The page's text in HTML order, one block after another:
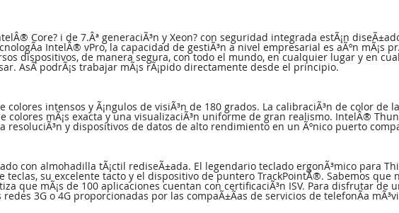
Core? i de 7.Âª generaciÃ³n y Xeon? con seguridad integrada estÃ¡n
IntelÂ® vPro, la capacidad de gestiÃ³n a nivel empresarial es aÃºn mÃ¡s
dispositivos, de manera segura, con todo el mundo, en cualquier lugar y en
AsÃ­ podrÃ¡s trabajar mÃ¡s rÃ¡pido directamente desde el principio.
intensos y Ã¡ngulos de visiÃ³n de 180 grados. La calibraciÃ³n de color de
mÃ¡s exacta y una visualizaciÃ³n uniforme de gran realismo. IntelÂ®
y dispositivos de datos de alto rendimiento en un Ãºnico puerto
con almohadilla tÃ¡ctil rediseÃ±ada. El legendario teclado ergonÃ³mico para
teclas, su excelente tacto y el dispositivo de puntero TrackPointÂ®. Sabemos
que mÃ¡s de 100 aplicaciones cuentan con certificaciÃ³n ISV. Para disfrutar de
3G o 4G proporcionadas por las compaÃ±Ã­as de servicios de telefonÃ­a